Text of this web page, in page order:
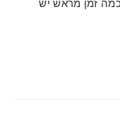
זמן מראש יש